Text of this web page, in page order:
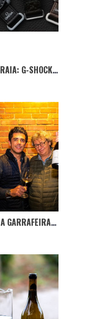
RELÓGIOS DE PRAIA: G-SHOCK VS MOONSWATCH — QUAL É O MELHOR PARA O VERÃO?
PROCURAM UMA GARRAFEIRA? AQUI ESTÁ A AJUDA QUE PRECISAM